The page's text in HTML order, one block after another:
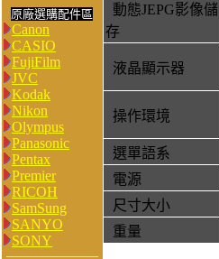
原廠選購配件區
Canon
CASIO
FujiFilm
JVC
Kodak
Nikon
Olympus
Panasonic
Pentax
Premier
RICOH
SamSung
SANYO
SONY
動態JEPG影像儲
存
液晶顯示器
操作環境
選單語系
電源
尺寸大小
重量